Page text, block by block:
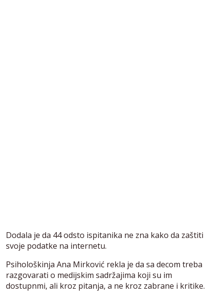
Dodala je da 44 odsto ispitanika ne zna kako da zaštiti
svoje podatke na internetu.
Psihološkinja Ana Mirković rekla je da sa decom treba
razgovarati o medijskim sadržajima koji su im
dostupnmi, ali kroz pitanja, a ne kroz zabrane i kritike.